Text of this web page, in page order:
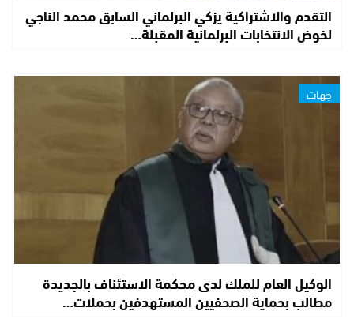
التقدم والاشتراكية يزكي البرلماني السابق محمد الناجي
لخوض الانتخابات البرلمانية المقبلة…
جهات
الوكيل العام للملك لدى محكمة الاستئناف بالجديدة
مطالب بحماية الصحفيين المستهدفين بحملات…